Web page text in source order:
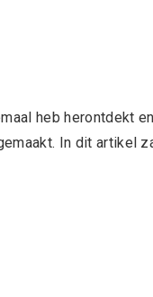
heb herontdekt en
In dit artikel